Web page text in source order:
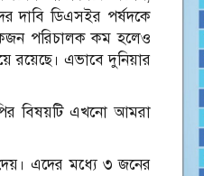
দাবি ডিএসইর পর্ষদকে
পরিচালক কম হলেও
রয়েছে। এভাবে দুনিয়ার
বিষয়টি এখনো আমরা
এদের মধ্যে ৩ জনের